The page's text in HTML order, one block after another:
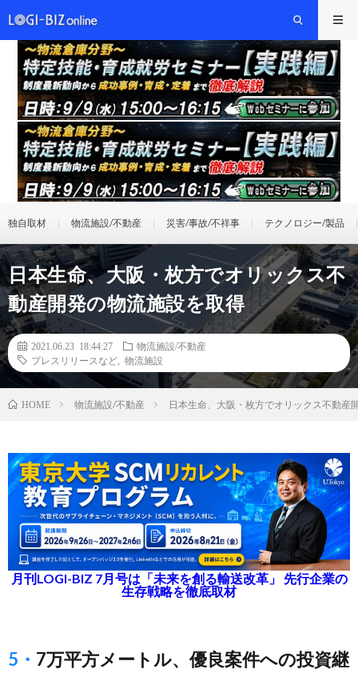
独自取材 物流施設/不動産 災害/事故/不祥事 テクノロジー/製品
日本生命、大阪・枚方でオリックス不
動産開発の物流施設を取得
2021.06.23 18:44:27
物流施設/不動産
プレスリリースなど
物流施設
HOME 物流施設/不動産 日本生命、大阪・枚方でオリックス不動産
月刊LOGI-BIZ 7月号は「未来を創る輸送改革」 先行企業の
生存戦略を徹底取材
5・7万平方メートル、優良案件への投資継